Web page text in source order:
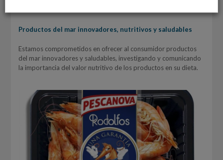
Productos del mar innovadores, nutritivos y saludables
Estamos comprometidos en ofrecer al consumidor productos
del mar innovadores y saludables, investigando y comunicando
la importancia del valor nutritivo de los productos en su dieta.